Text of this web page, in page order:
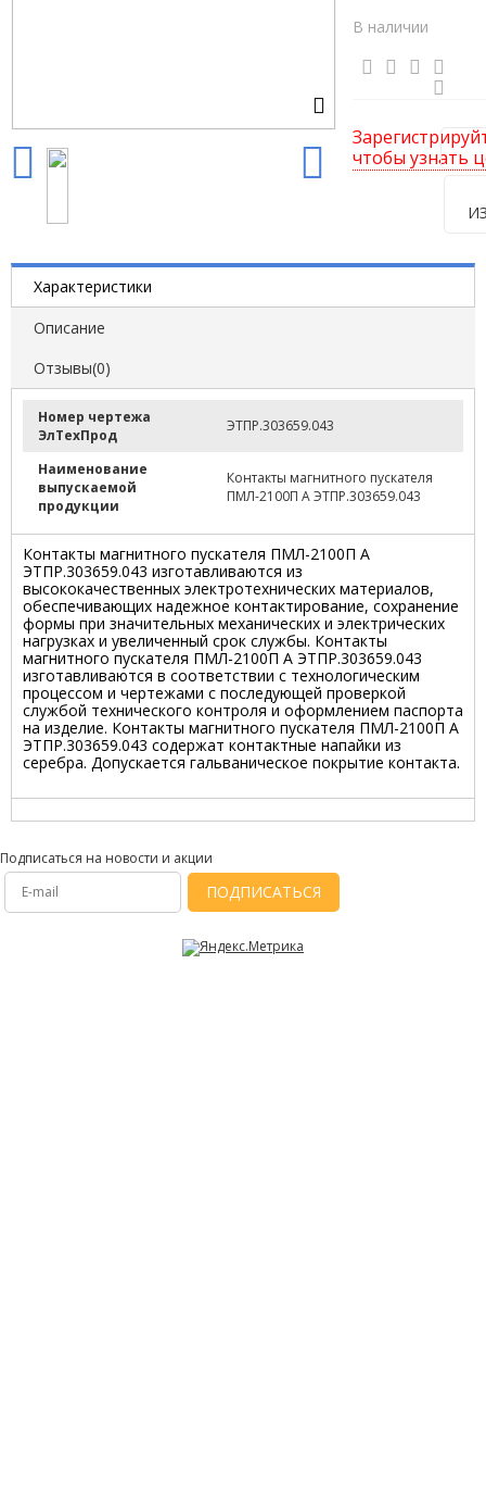
В наличии
чтобы узнать
Характеристики
Описание
Отзывы(0)
Номер чертежа
ЭлТехПрод
ЭТПР.303659.043
Наименование
выпускаемой
продукции
Контакты магнитного пускателя
ПМЛ-2100П А ЭТПР.303659.043
Контакты магнитного пускателя ПМЛ-2100П А
ЭТПР.303659.043 изготавливаются из
высококачественных электротехнических материалов,
обеспечивающих надежное контактирование, сохранение
формы при значительных механических и электрических
нагрузках и увеличенный срок службы. Контакты
магнитного пускателя ПМЛ-2100П А ЭТПР.303659.043
изготавливаются в соответствии с технологическим
процессом и чертежами с последующей проверкой
службой технического контроля и оформлением паспорта
на изделие. Контакты магнитного пускателя ПМЛ-2100П А
ЭТПР.303659.043 содержат контактные напайки из
серебра. Допускается гальваническое покрытие контакта.
Подписаться на новости и акции
ПОДПИСАТЬСЯ